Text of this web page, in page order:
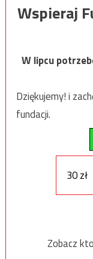
Wspieraj
W lipcu
Dziękujemy! i
fundacji.
30 zł
Zobacz